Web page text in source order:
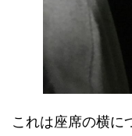
これは座席の横に